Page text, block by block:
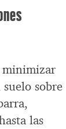
minimizar
sobre
las